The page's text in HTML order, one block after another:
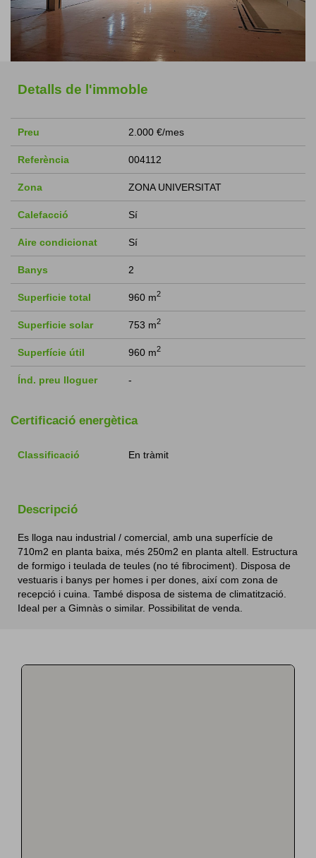
Detalls de l'immoble
Preu 2.000 €/mes
Referència 004112
Zona ZONA UNIVERSITAT
Calefacció Sí
Aire condicionat Sí
Banys 2
Superficie total 960 m2
Superficie solar 753 m2
Superfície útil 960 m2
Índ. preu lloguer -
Certificació energètica
Classificació En tràmit
Descripció
Es lloga nau industrial / comercial, amb una superfície de
710m2 en planta baixa, més 250m2 en planta altell. Estructura
de formigo i teulada de teules (no té fibrociment). Disposa de
vestuaris i banys per homes i per dones, així com zona de
recepció i cuina. També disposa de sistema de climatització.
Ideal per a Gimnàs o similar. Possibilitat de venda.